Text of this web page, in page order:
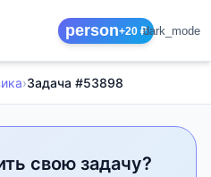
person+20 ₽dark_mode
›Задача #53898
свою задачу?